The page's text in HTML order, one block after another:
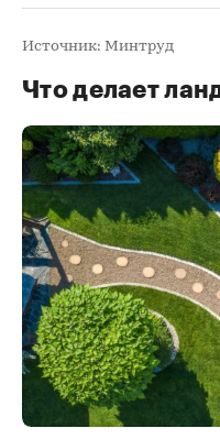
Источник: Минтруд
Что делает